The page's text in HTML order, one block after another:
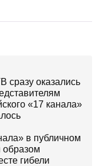
сразу оказались
«17 канала»
в публичном
образом
гибели